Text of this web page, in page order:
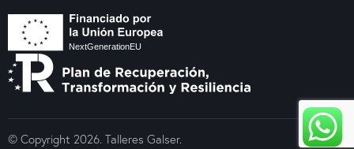
© Copyright 2026. Talleres Galser.